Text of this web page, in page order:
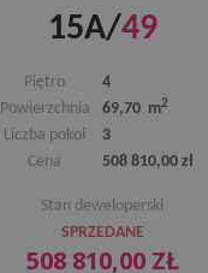
15A/49
Piętro
4
Powierzchnia
69,70 m2
Liczba pokoi
3
Cena
508 810,00 zł
Stan deweloperski
SPRZEDANE
508 810,00 ZŁ